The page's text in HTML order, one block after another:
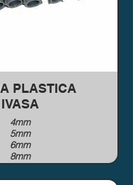
PLASTICA
IVASA
4mm
5mm
6mm
8mm
10mm
12mm